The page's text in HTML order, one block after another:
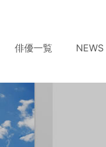
俳優一覧 NEWS